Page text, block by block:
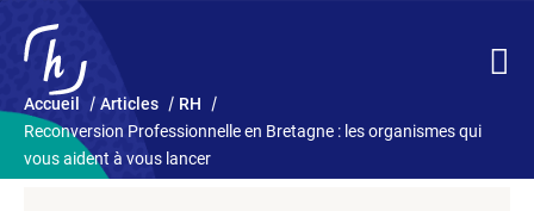
Accueil Articles
RH
Reconversion Professionnelle en Bretagne : les organismes qui
vous aident à vous lancer